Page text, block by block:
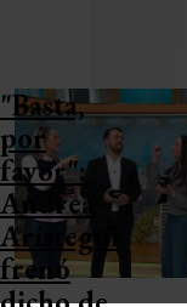
"Basta,
por
favor":
Andrea
Arístegui
frenó